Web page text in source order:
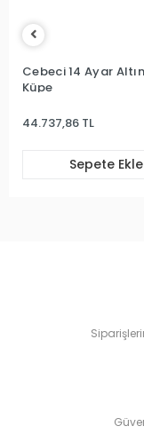
Cebeci 14 Ayar Altın
Küpe
44.737,86 TL
Sepete Ekle